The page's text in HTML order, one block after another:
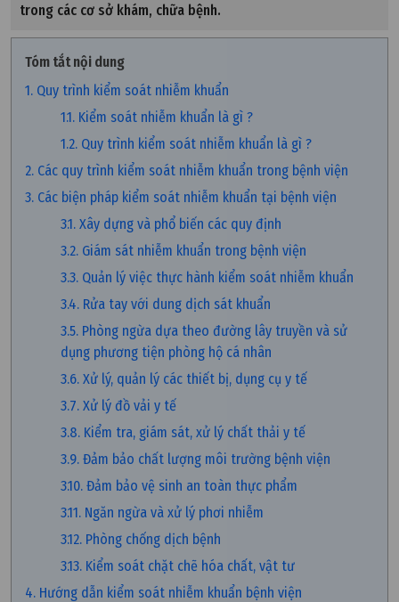
trong các cơ sở khám, chữa bệnh.
Tóm tắt nội dung
1. Quy trình kiểm soát nhiễm khuẩn
1.1. Kiểm soát nhiễm khuẩn là gì ?
1.2. Quy trình kiểm soát nhiễm khuẩn là gì ?
2. Các quy trình kiểm soát nhiễm khuẩn trong bệnh viện
3. Các biện pháp kiểm soát nhiễm khuẩn tại bệnh viện
3.1. Xây dựng và phổ biến các quy định
3.2. Giám sát nhiễm khuẩn trong bệnh viện
3.3. Quản lý việc thực hành kiểm soát nhiễm khuẩn
3.4. Rửa tay với dung dịch sát khuẩn
3.5. Phòng ngừa dựa theo đường lây truyền và sử
dụng phương tiện phòng hộ cá nhân
3.6. Xử lý, quản lý các thiết bị, dụng cụ y tế
3.7. Xử lý đồ vải y tế
3.8. Kiểm tra, giám sát, xử lý chất thải y tế
3.9. Đảm bảo chất lượng môi trường bệnh viện
3.10. Đảm bảo vệ sinh an toàn thực phẩm
3.11. Ngăn ngừa và xử lý phơi nhiễm
3.12. Phòng chống dịch bệnh
3.13. Kiểm soát chặt chẽ hóa chất, vật tư
4. Hướng dẫn kiểm soát nhiễm khuẩn bệnh viện